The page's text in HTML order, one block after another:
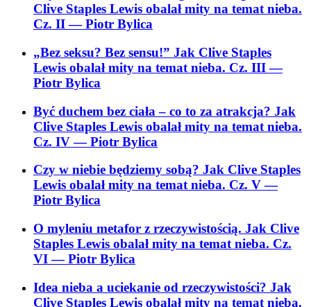
Clive Staples Lewis obalał mity na temat nieba.
Cz. II— Piotr Bylica
„Bez seksu? Bez sensu!” Jak Clive Staples
Lewis obalał mity na temat nieba. Cz. III—
Piotr Bylica
Być duchem bez ciała – co to za atrakcja? Jak
Clive Staples Lewis obalał mity na temat nieba.
Cz. IV— Piotr Bylica
Czy w niebie będziemy sobą? Jak Clive Staples
Lewis obalał mity na temat nieba. Cz. V—
Piotr Bylica
O myleniu metafor z rzeczywistością. Jak Clive
Staples Lewis obalał mity na temat nieba. Cz.
VI— Piotr Bylica
Idea nieba a uciekanie od rzeczywistości? Jak
Clive Staples Lewis obalał mity na temat nieba.